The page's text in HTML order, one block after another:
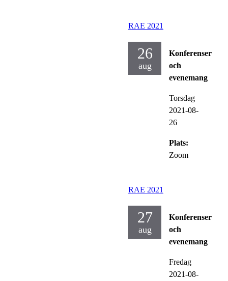
RAE 2021
26
aug
Konferenser
och
evenemang
Torsdag
2021-08-
26
Plats:
Zoom
RAE 2021
27
aug
Konferenser
och
evenemang
Fredag
2021-08-